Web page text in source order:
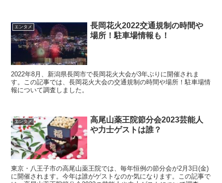
エンタメ
長岡花火2022交通規制の時間や
場所！駐車場情報も！
2022年8月、新潟県長岡市で長岡花火大会が3年ぶりに開催されま
す。この記事では、長岡花火大会の交通規制の時間や場所！駐車場情
報について調査しました。
エンタメ
高尾山薬王院節分会2023芸能人
や力士ゲストは誰？
東京・八王子市の高尾山薬王院では、毎年恒例の節分会が2月3日(金)
に開催されます。今年は誰がゲストなのか気になります。この記事で